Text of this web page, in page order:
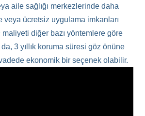
aile sağlığı merkezlerinde daha
veya ücretsiz uygulama imkanları
maliyeti diğer bazı yöntemlere göre
3 yıllık koruma süresi göz önüne
vadede ekonomik bir seçenek olabilir.